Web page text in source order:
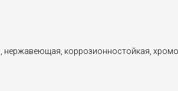
коррозионностойкая,